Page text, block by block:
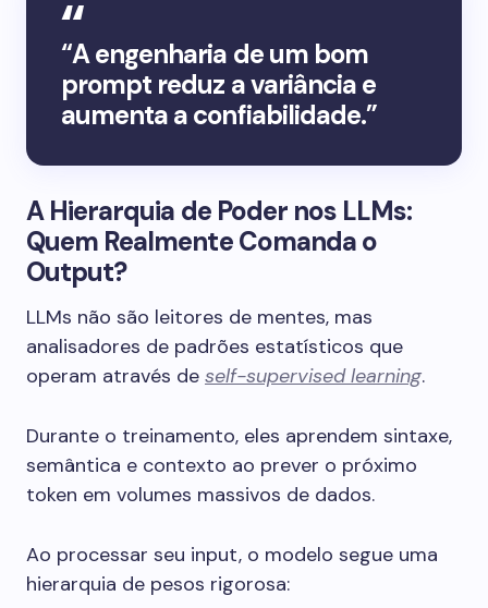
“A engenharia de um bom
prompt reduz a variância e
aumenta a confiabilidade.”
A Hierarquia de Poder nos LLMs:
Quem Realmente Comanda o
Output?
LLMs não são leitores de mentes, mas
analisadores de padrões estatísticos que
operam através de self-supervised learning.
Durante o treinamento, eles aprendem sintaxe,
semântica e contexto ao prever o próximo
token em volumes massivos de dados.
Ao processar seu input, o modelo segue uma
hierarquia de pesos rigorosa: